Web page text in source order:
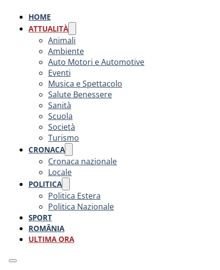
HOME
ATTUALITÀ
Animali
Ambiente
Auto Motori e Automotive
Eventi
Musica e Spettacolo
Salute Benessere
Sanità
Scuola
Società
Turismo
CRONACA
Cronaca nazionale
Locale
POLITICA
Politica Estera
Politica Nazionale
SPORT
ROMÂNIA
ULTIMA ORA